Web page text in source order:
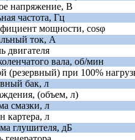
напряжение, В
частота, Гц
мощности, cosφ
ток, А
двигателя
вала, об/мин
(резервный) при 100%
бак, л
(объем, л)
смазки, л
картера, л
глушителя, дБ